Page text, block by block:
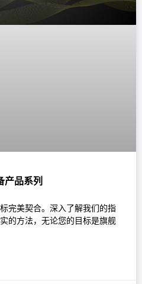
产品系列
完美契合。深入了解我们的指
的方法，无论您的目标是旗舰